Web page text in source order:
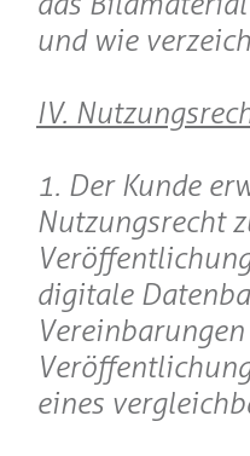
und wie
IV.
1. Der Kunde
Nutzungsrecht
digitale
eines